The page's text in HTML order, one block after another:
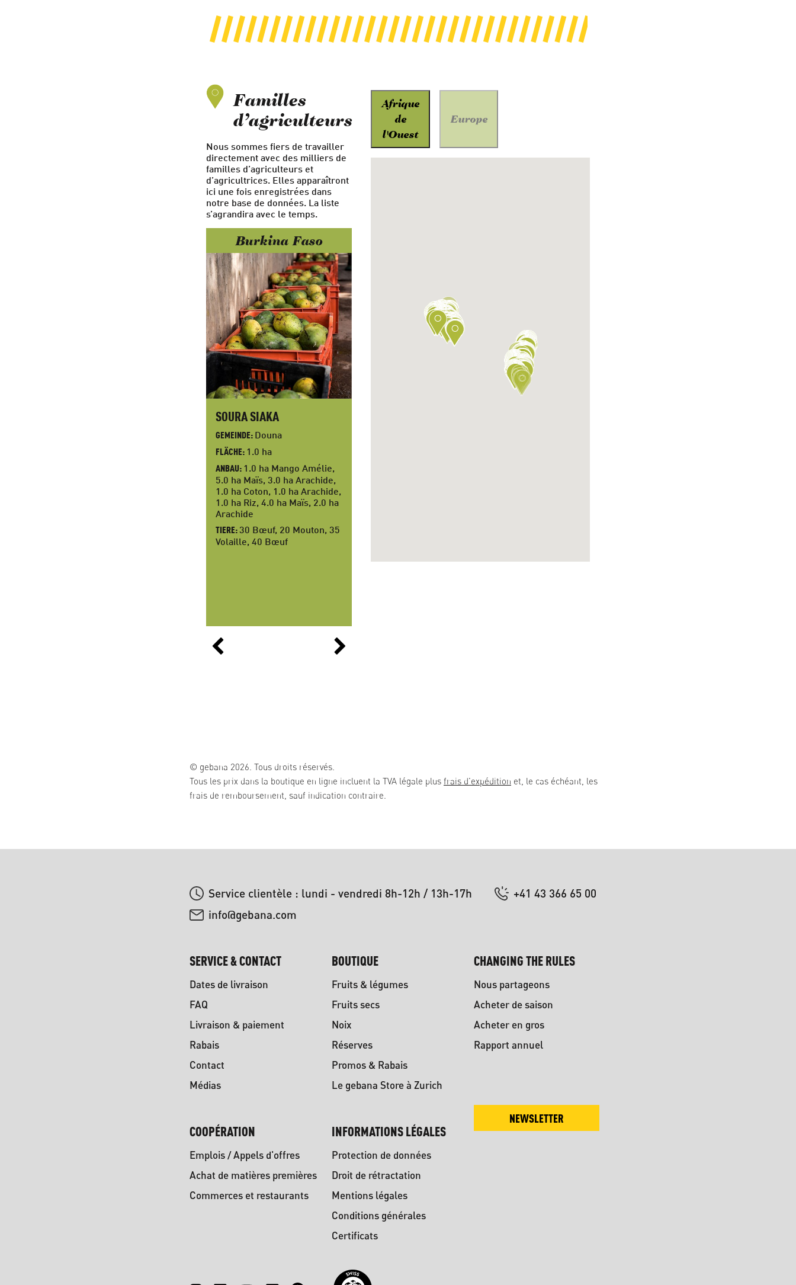
Familles
d’agriculteurs
Nous sommes fiers de travailler
directement avec des milliers de
familles d’agriculteurs et
d’agricultrices. Elles apparaîtront
ici une fois enregistrées dans
notre base de données. La liste
s’agrandira avec le temps.
Burkina Faso
SOURA SIAKA
GEMEINDE Douna
FLÄCHE 1.0 ha
ANBAU 1.0 ha Mango Amélie,
5.0 ha Maïs, 3.0 ha Arachide,
1.0 ha Coton, 1.0 ha Arachide,
1.0 ha Riz, 4.0 ha Maïs, 2.0 ha
Arachide
TIERE 30 Bœuf, 20 Mouton, 35
Volaille, 40 Bœuf
Afrique
de
l'Ouest
Europe
© gebana 2026. Tous droits réservés.
Tous les prix dans la boutique en ligne incluent la TVA légale plus frais d'expédition et, le cas échéant, les
frais de remboursement, sauf indication contraire.
Service clientèle : lundi - vendredi 8h-12h / 13h-17h
+41 43 366 65 00
info@gebana.com
SERVICE & CONTACT
Dates de livraison
FAQ
Livraison & paiement
Rabais
Contact
Médias
BOUTIQUE
Fruits & légumes
Fruits secs
Noix
Réserves
Promos & Rabais
Le gebana Store à Zurich
CHANGING THE RULES
Nous partageons
Acheter de saison
Acheter en gros
Rapport annuel
COOPÉRATION
Emplois / Appels d'offres
Achat de matières premières
Commerces et restaurants
INFORMATIONS LÉGALES
Protection de données
Droit de rétractation
Mentions légales
Conditions générales
Certificats
NEWSLETTER